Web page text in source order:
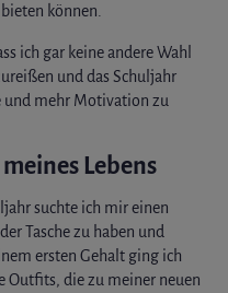
können.
ich gar keine andere Wahl
und das Schuljahr
und mehr Motivation zu
Lebens
suchte ich mir einen
Tasche zu haben und
ersten Gehalt ging ich
Outfits, die zu meiner neuen